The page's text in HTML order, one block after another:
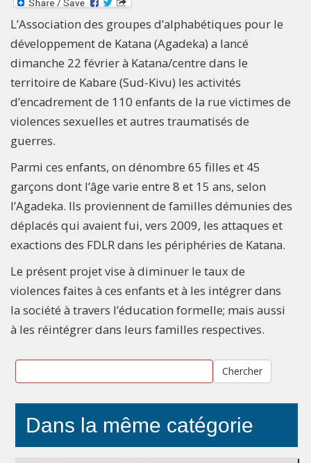
L’Association des groupes d’alphabétiques pour le
développement de Katana (Agadeka) a lancé
dimanche 22 février à Katana/centre dans le
territoire de Kabare (Sud-Kivu) les activités
d’encadrement de 110 enfants de la rue victimes de
violences sexuelles et autres traumatisés de
guerres.
Parmi ces enfants, on dénombre 65 filles et 45
garçons dont l’âge varie entre 8 et 15 ans, selon
l’Agadeka. Ils proviennent de familles démunies des
déplacés qui avaient fui, vers 2009, les attaques et
exactions des FDLR dans les périphéries de Katana.
Le présent projet vise à diminuer le taux de
violences faites à ces enfants et à les intégrer dans
la société à travers l’éducation formelle; mais aussi
à les réintégrer dans leurs familles respectives.
Chercher
Dans la même catégorie